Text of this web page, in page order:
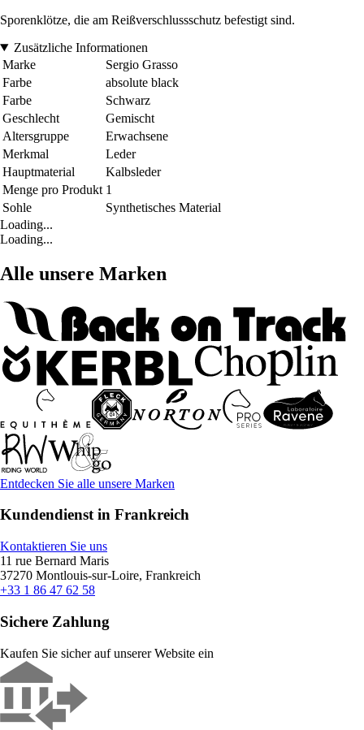
Sporenklötze, die am Reißverschlussschutz befestigt sind.
Zusätzliche Informationen
Marke
Sergio Grasso
Farbe
absolute black
Farbe
Schwarz
Geschlecht
Gemischt
Altersgruppe
Erwachsene
Merkmal
Leder
Hauptmaterial
Kalbsleder
Menge pro Produkt 1
Sohle
Synthetisches Material
Loading...
Loading...
Alle unsere Marken
Entdecken Sie alle unsere Marken
Kundendienst in Frankreich
Kontaktieren Sie uns
11 rue Bernard Maris
37270 Montlouis-sur-Loire, Frankreich
+33 1 86 47 62 58
Sichere Zahlung
Kaufen Sie sicher auf unserer Website ein